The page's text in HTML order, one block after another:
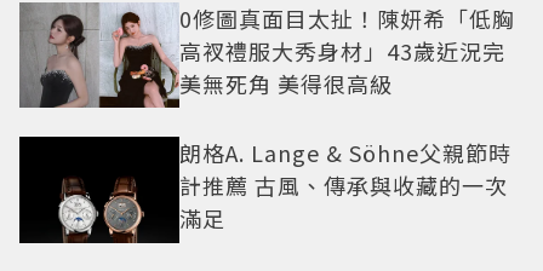
0修圖真面目太扯！陳妍希「低胸
高衩禮服大秀身材」43歲近況完
美無死角 美得很高級
朗格A. Lange & Söhne父親節時
計推薦 古風、傳承與收藏的一次
滿足